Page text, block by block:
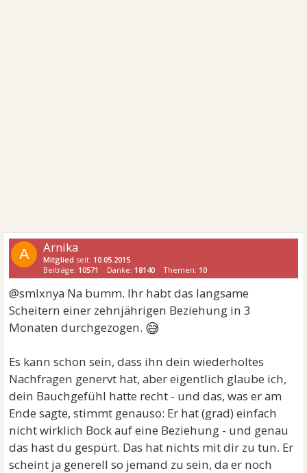
A Arnika
Mitglied seit: 10.05.2015
Beiträge: 10571 Danke: 18140 Themen: 10
@smlxnya Na bumm. Ihr habt das langsame
Scheitern einer zehnjährigen Beziehung in 3
Monaten durchgezogen. 😅
Es kann schon sein, dass ihn dein wiederholtes
Nachfragen genervt hat, aber eigentlich glaube ich,
dein Bauchgefühl hatte recht - und das, was er am
Ende sagte, stimmt genauso: Er hat (grad) einfach
nicht wirklich Bock auf eine Beziehung - und genau
das hast du gespürt. Das hat nichts mit dir zu tun. Er
scheint ja generell so jemand zu sein, da er noch